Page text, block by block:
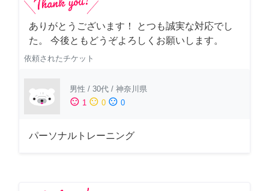
ありがとうございます！ とつも誠実な対応でし
た。 今後ともどうぞよろしくお願いします。
依頼されたチケット
男性 / 30代 / 神奈川県
sentiment_satisfied 1 sentiment_neutral 0 sentiment_dissatisfied 0
パーソナルトレーニング